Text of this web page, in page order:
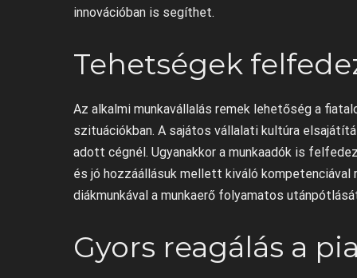
innovációban is segíthet.
Tehetségek
Az alkalmi munkavállalás remek lehetőség a
szituációkban. A sajátos vállalati kultúra
adott cégnél. Ugyanakkor a munkaadók is
és jó hozzáállásuk mellett kiváló kompetenciával
diákmunkával a munkaerő folyamatos
Gyors reagálás a